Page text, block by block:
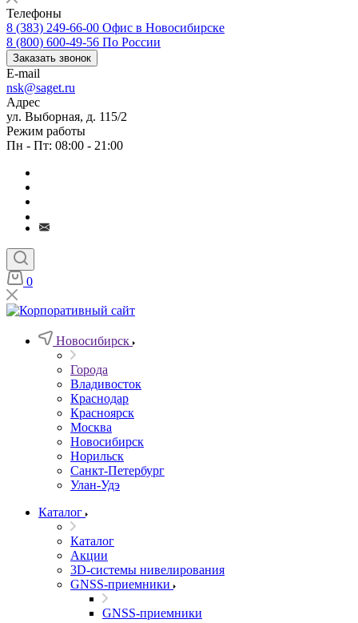
Телефоны
8 (383) 249-66-00 Офис в Новосибирске
8 (800) 600-49-56 По России
Заказать звонок
E-mail
nsk@saget.ru
Адрес
ул. Выборная, д. 115/2
Режим работы
Пн - Пт: 08:00 - 21:00
0
Новосибирск
Города
Владивосток
Краснодар
Красноярск
Москва
Новосибирск
Норильск
Санкт-Петербург
Улан-Удэ
Каталог
Каталог
Акции
3D-системы нивелирования
GNSS-приемники
GNSS-приемники